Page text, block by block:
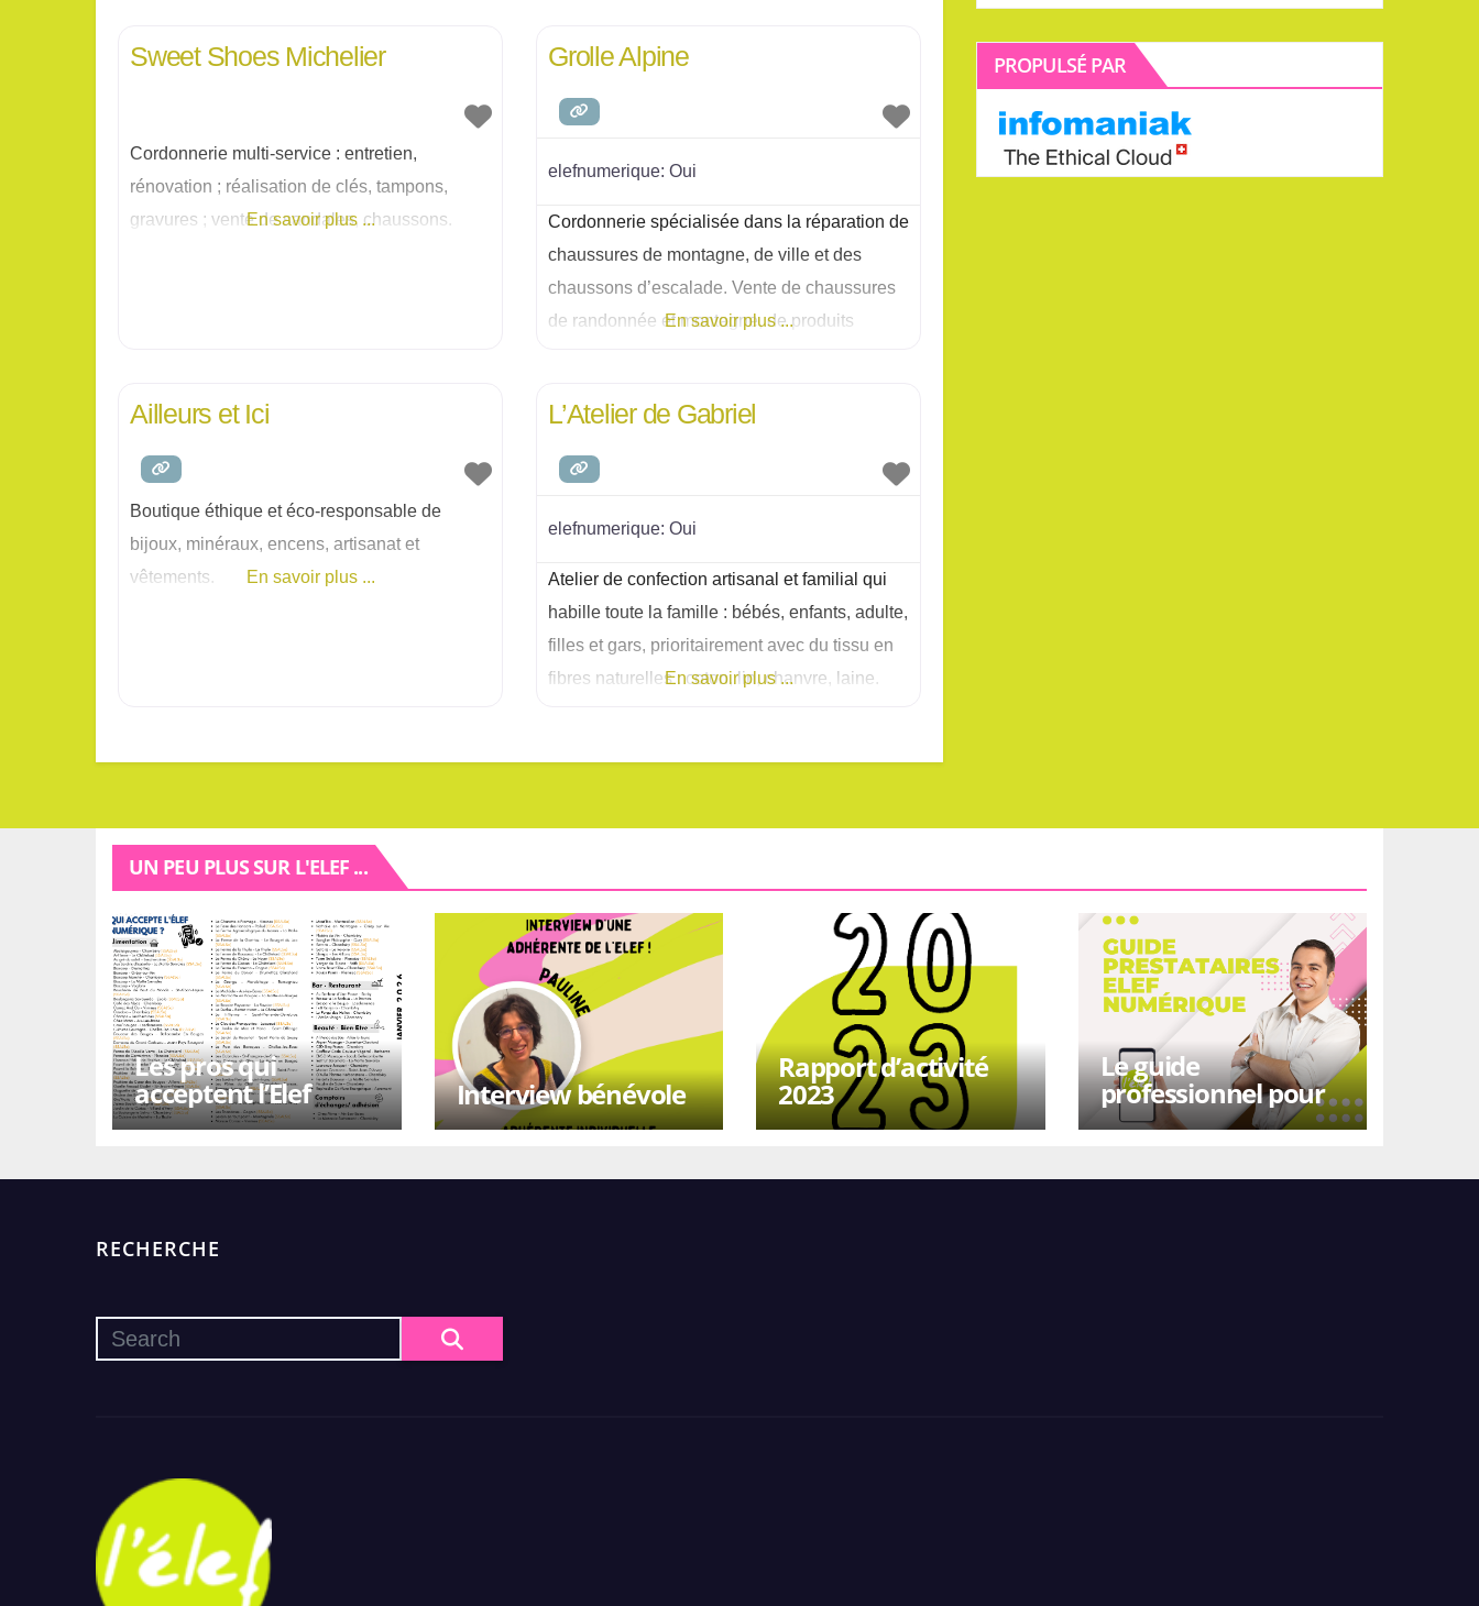
Sweet Shoes Michelier
Cordonnerie multi-service : entretien,
rénovation ; réalisation de clés, tampons,
gravures ; vente de sandales, chaussons.
En savoir plus ...
Grolle Alpine
elefnumerique: Oui
Cordonnerie spécialisée dans la réparation de
chaussures de montagne, de ville et des
chaussons d’escalade. Vente de chaussures
de randonnée et montagne, de produits
En savoir plus ...
Ailleurs et Ici
Boutique éthique et éco-responsable de
bijoux, minéraux, encens, artisanat et
vêtements.
En savoir plus ...
L’Atelier de Gabriel
elefnumerique: Oui
Atelier de confection artisanal et familial qui
habille toute la famille : bébés, enfants, adulte,
filles et gars, prioritairement avec du tissu en
fibres naturelles : coton, lin, chanvre, laine.
En savoir plus ...
PROPULSÉ PAR
UN PEU PLUS SUR L'ELEF ...
Les pros qui
acceptent l’Elef
numérique !
Interview bénévole
Rapport d’activité
2023
Le guide
professionnel pour
l’élef numérique !
RECHERCHE